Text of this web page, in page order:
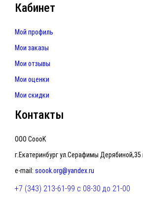
Кабинет
Мой профиль
Мои заказы
Мои отзывы
Мои оценки
Мои скидки
Контакты
ООО CoooK
г.Екатеринбург ул.Серафимы
e-mail: soook.org@yandex.ru
+7 (343) 213-61-99 с 08-30 до 21-00